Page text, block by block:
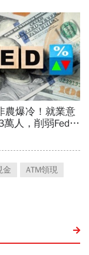
金
ATM領現